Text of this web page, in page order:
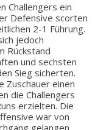
Challengers ein
Defensive scorten
2-1 Führung.
jedoch
Rückstand
und sechsten
Sieg sicherten.
Zuschauer einen
die Challengers
erzielten. Die
war von
gelangen